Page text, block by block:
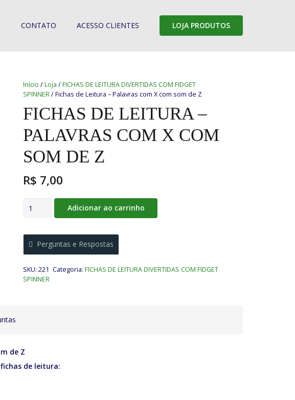
CONTATO ACESSO CLIENTES LOJA PRODUTOS
Início /Loja /FICHAS DE LEITURA DIVERTIDAS COM FIDGET
SPINNER/ Fichas de Leitura – Palavras com X com som de Z
FICHAS DE LEITURA –
PALAVRAS COM X COM
SOM DE Z
R$ 7,00
Fichas
Leitura
com
Z
quantidade
Adicionar ao carrinho
Perguntas e Respostas
SKU:221 Categoria:FICHAS DE LEITURA DIVERTIDAS COM FIDGET
SPINNER
de Z
de leitura: